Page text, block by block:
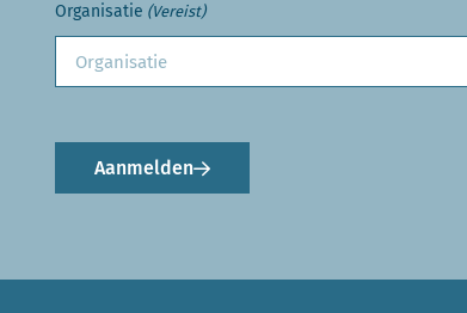
Organisatie (Vereist)
Aanmelden